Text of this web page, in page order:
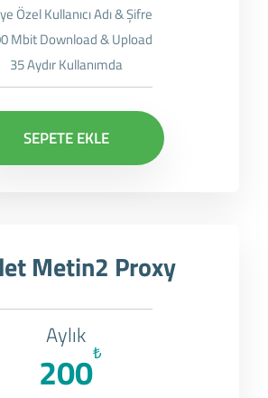
Özel Kullanıcı Adı & Şifre
Mbit Download & Upload
35 Aydır Kullanımda
SEPETE EKLE
Metin2 Proxy
Aylık
₺
200